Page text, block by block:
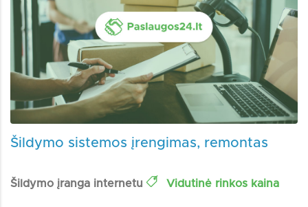
Šildymo sistemos įrengimas, remontas
Šildymo įranga internetu Vidutinė rinkos kaina